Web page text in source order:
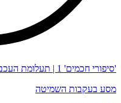
'סיפורי חכמים' 1 | תעלומת העכברים
מסע בעקבות השמיטה